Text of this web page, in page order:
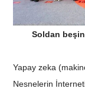
Soldan
Yapay zeka
Nesnelerin